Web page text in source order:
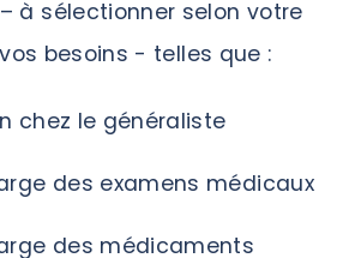
– à sélectionner selon votre
besoins - telles que :
chez le généraliste
des examens médicaux
des médicaments